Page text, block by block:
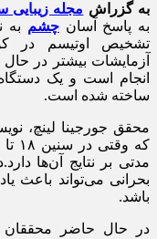
به گزراش مجله زیبایی
به پاسخ آسانچشم به
تشخیص اوتیسم در
آزمایشات بیشتر در
انجام است و یک
ساخته شده است.
محقق جورجینا لینچ،
مدتی بر نتایج آن‌ها
بحرانی می‌تواند باعث
باشد.
در حال حاضر محققان